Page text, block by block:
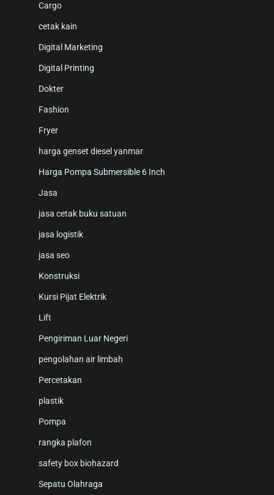
Cargo
cetak kain
Digital Marketing
Digital Printing
Dokter
Fashion
Fryer
harga genset diesel yanmar
Harga Pompa Submersible 6 Inch
Jasa
jasa cetak buku satuan
jasa logistik
jasa seo
Konstruksi
Kursi Pijat Elektrik
Lift
Pengiriman Luar Negeri
pengolahan air limbah
Percetakan
plastik
Pompa
rangka plafon
safety box biohazard
Sepatu Olahraga